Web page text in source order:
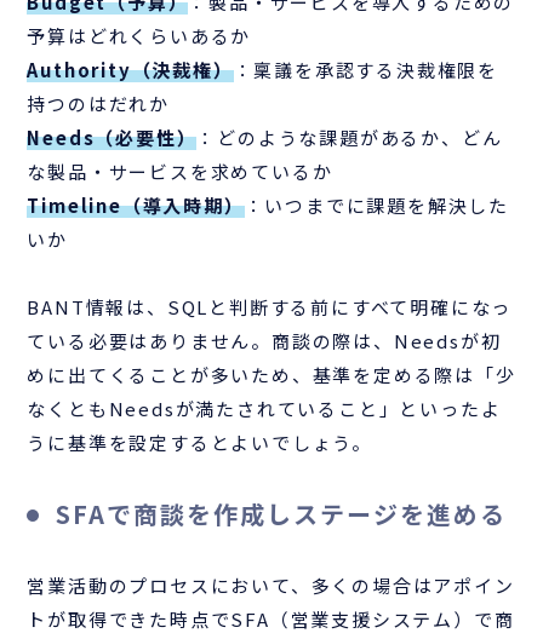
予算はどれくらいあるか
Authority（決裁権）：稟議を承認する決裁権限を
持つのはだれか
Needs（必要性） ：どのような課題があるか、どん
な製品・サービスを求めているか
Timeline（導入時期）：いつまでに課題を解決した
いか
BANT情報は、SQLと判断する前にすべて明確になっ
ている必要はありません。商談の際は、Needsが初
めに出てくることが多いため、基準を定める際は「少
なくともNeedsが満たされていること」といったよ
うに基準を設定するとよいでしょう。
SFAで商談を作成しステージを進める
営業活動のプロセスにおいて、多くの場合はアポイン
トが取得できた時点でSFA（営業支援システム）で商